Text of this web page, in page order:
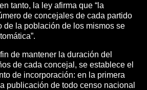
tanto, la ley afirma que “la
de concejales de cada partido
de la población de los mismos se
de mantener la duración del
de cada concejal, se establece el
de incorporación: en la primera
publicación de todo censo nacional